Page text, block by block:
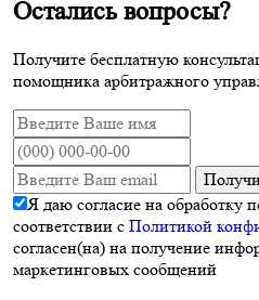
Остались вопросы?
Получите бесплатную
помощника арбитражного
Я даю согласие на обработку
соответствии с Политикой
согласен(на) на получение
маркетинговых сообщений